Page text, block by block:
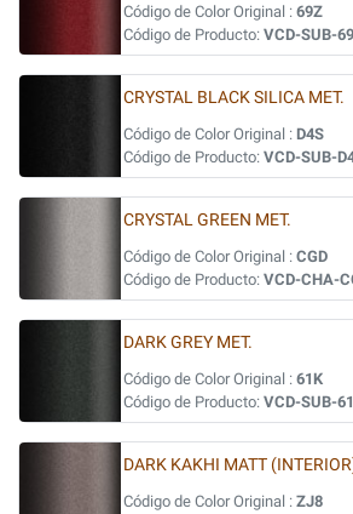
Código de Color Original : 69Z
Código de Producto: VCD-SUB-
CRYSTAL BLACK SILICA MET.
Código de Color Original : D4S
Código de Producto: VCD-SUB-
CRYSTAL GREEN MET.
Código de Color Original : CGD
Código de Producto: VCD-CHA-
DARK GREY MET.
Código de Color Original : 61K
Código de Producto: VCD-SUB-
DARK KAKHI MATT
Código de Color Original : ZJ8